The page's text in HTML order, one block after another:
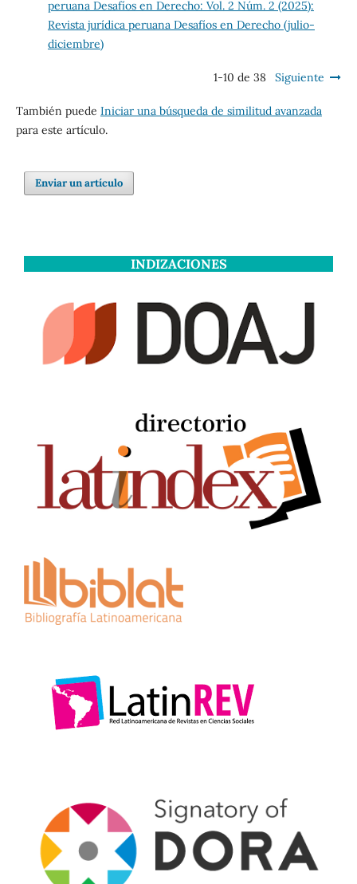
peruana Desafíos en Derecho: Vol. 2 Núm. 2 (2025):
Revista jurídica peruana Desafíos en Derecho (julio-
diciembre)
1-10 de 38 Siguiente
También puede Iniciar una búsqueda de similitud avanzada
para este artículo.
Enviar un artículo
INDIZACIONES